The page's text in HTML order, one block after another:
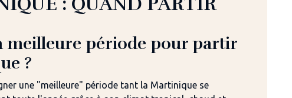
meilleure période pour partir
?
une "meilleure" période tant la Martinique se